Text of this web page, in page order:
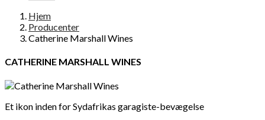
Hjem
Producenter
Catherine Marshall Wines
CATHERINE MARSHALL WINES
Et ikon inden for Sydafrikas garagiste-bevægelse